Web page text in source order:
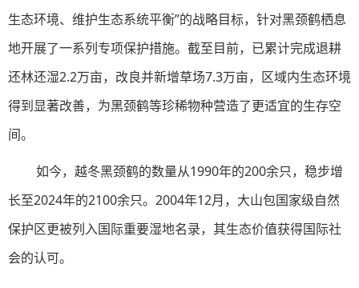
生态环境、维护生态系统平衡”的战略目标，针对黑颈鹤栖息
地开展了一系列专项保护措施。截至目前，已累计完成退耕
还林还湿2.2万亩，改良并新增草场7.3万亩，区域内生态环境
得到显著改善，为黑颈鹤等珍稀物种营造了更适宜的生存空
间。
如今，越冬黑颈鹤的数量从1990年的200余只，稳步增
长至2024年的2100余只。2004年12月，大山包国家级自然
保护区更被列入国际重要湿地名录，其生态价值获得国际社
会的认可。